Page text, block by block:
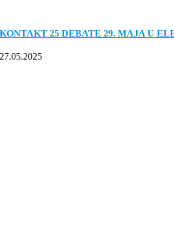
KONTAKT 25 DEBATE 29. MAJA U
27.05.2025